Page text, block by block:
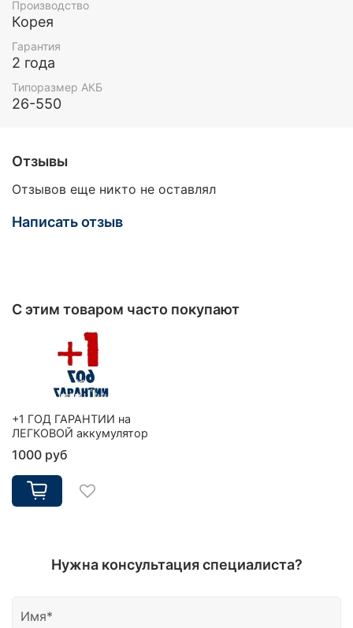
Производство
Корея
Гарантия
2 года
Типоразмер АКБ
26-550
Отзывы
Отзывов еще никто не оставлял
Написать отзыв
С этим товаром часто покупают
+1 ГОД ГАРАНТИИ на
ЛЕГКОВОЙ аккумулятор
1000 руб
Нужна консультация специалиста?